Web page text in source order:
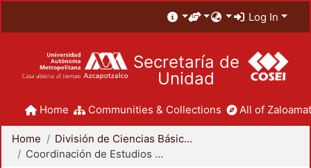
Log In
Secretaría de
Unidad
Home Communities & Collections All of
Home
División de Ciencias Básicas e Ingeniería
Coordinación de Estudios de Posgrado - CBI